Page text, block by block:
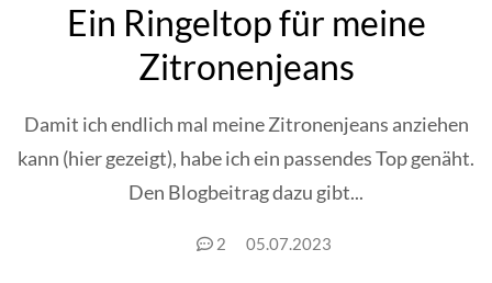
Ein Ringeltop für meine
Zitronenjeans
Damit ich endlich mal meine Zitronenjeans anziehen
kann (hier gezeigt), habe ich ein passendes Top genäht.
Den Blogbeitrag dazu gibt...
2 05.07.2023